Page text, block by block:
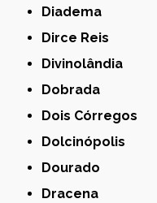
Diadema
Dirce Reis
Divinolândia
Dobrada
Dois Córregos
Dolcinópolis
Dourado
Dracena